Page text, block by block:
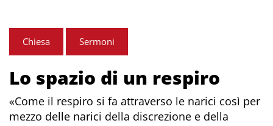
Chiesa Sermoni
Lo spazio di un respiro
«Come il respiro si fa attraverso le narici così per
mezzo delle narici della discrezione e della